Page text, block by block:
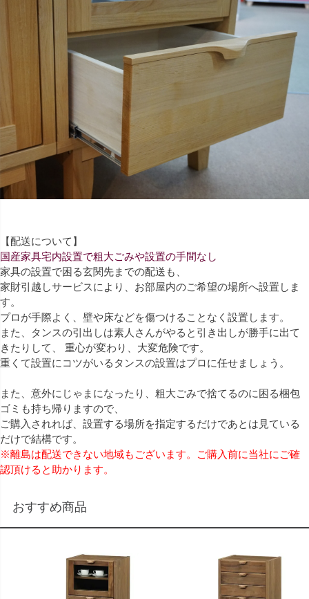
【配送について】
国産家具宅内設置で粗大ごみや設置の手間なし
家具の設置で困る玄関先までの配送も、
家財引越しサービスにより、お部屋内のご希望の場所へ設置しま
す。
プロが手際よく、壁や床などを傷つけることなく設置します。
また、タンスの引出しは素人さんがやると引き出しが勝手に出て
きたりして、 重心が変わり、大変危険です。
重くて設置にコツがいるタンスの設置はプロに任せましょう。
また、意外にじゃまになったり、粗大ごみで捨てるのに困る梱包
ゴミも持ち帰りますので、
ご購入されれば、設置する場所を指定するだけであとは見ている
だけで結構です。
※離島は配送できない地域もございます。ご購入前に当社にご確
認頂けると助かります。
おすすめ商品